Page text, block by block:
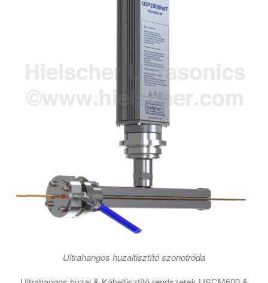
Ultrahangos huzaltisztító szonotróda